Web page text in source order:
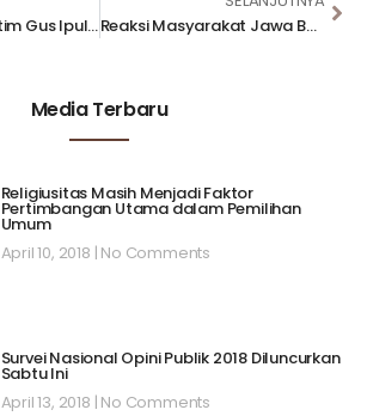
KedaiKOPI: Di Jatim Gus Ipul-Puti Guntur Masih Unggul atas Khofifah-Emil
Reaksi Masyarakat Jawa Barat atas Kasus Puisi Sukmawati Soekarnoputri
Media Terbaru
Religiusitas Masih Menjadi Faktor
Pertimbangan Utama dalam Pemilihan
Umum
April 10, 2018 No Comments
Survei Nasional Opini Publik 2018 Diluncurkan
Sabtu Ini
April 13, 2018 No Comments